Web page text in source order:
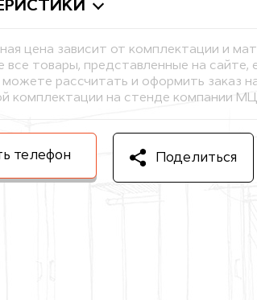
цена зависит от комплектации и
все товары, представленные на сайте,
можете рассчитать и оформить заказ
комплектации на стенде компании МЦ
телефон Поделиться